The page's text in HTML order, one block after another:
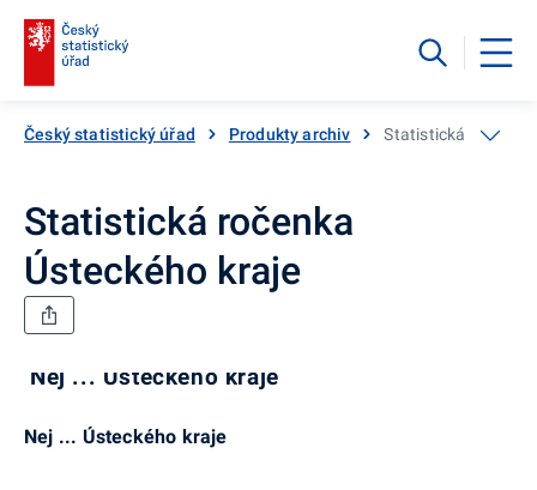
Český statistický úřad Produkty archiv Statistická ročenka
Statistická ročenka
Ústeckého kraje
Nej ... Ústeckého kraje
Nej ... Ústeckého kraje